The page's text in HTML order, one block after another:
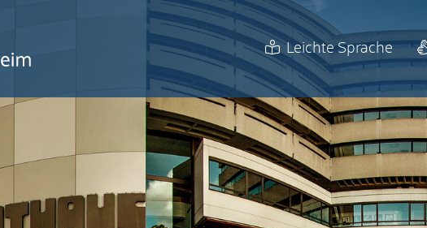
Leichte Sprache